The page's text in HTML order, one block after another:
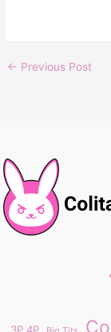
← Previous Post